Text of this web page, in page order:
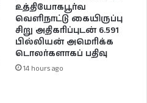
உத்தியோகபூர்வ
வெளிநாட்டு கையிருப்பு
சிறு அதிகரிப்புடன் 6.591
பில்லியன் அமெரிக்க
டொலர்களாகப் பதிவு
14 hours ago